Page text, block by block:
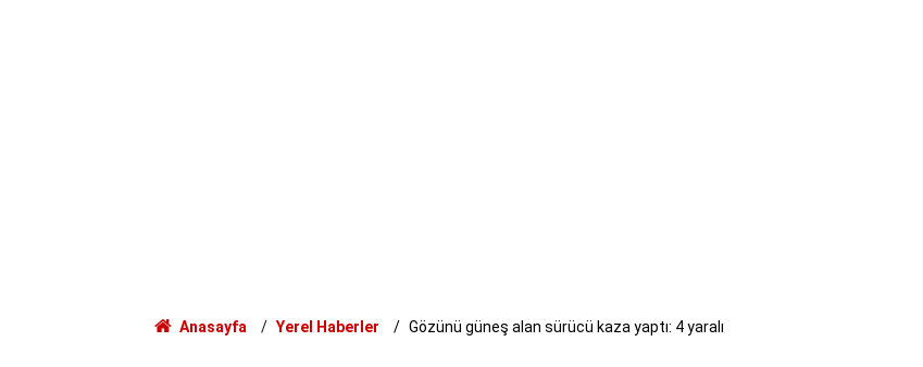
Anasayfa Yerel Haberler Gözünü güneş alan sürücü kaza yaptı: 4 yaralı